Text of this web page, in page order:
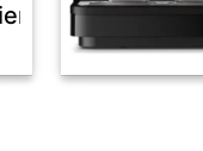
- Miele